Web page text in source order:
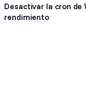
Desactivar la cron de
rendimiento